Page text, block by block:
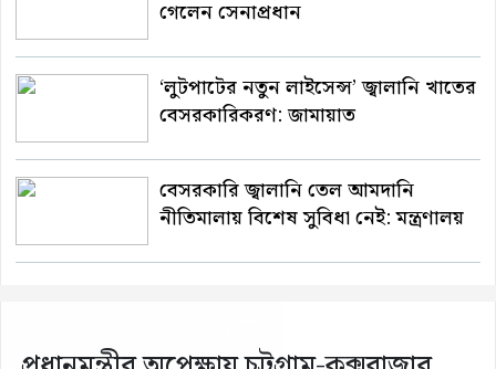
গেলেন সেনাপ্রধান
‘লুটপাটের নতুন লাইসেন্স’ জ্বালানি খাতের
বেসরকারিকরণ: জামায়াত
বেসরকারি জ্বালানি তেল আমদানি
নীতিমালায় বিশেষ সুবিধা নেই: মন্ত্রণালয়